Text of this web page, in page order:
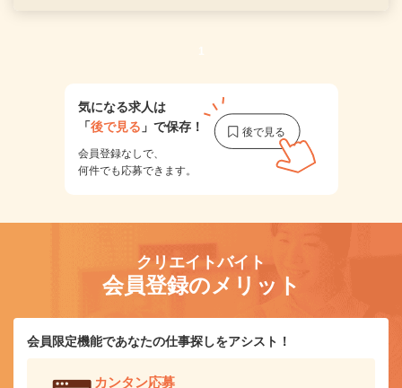
1
気になる求人は
「後で見る 」で保存！
会員登録なしで、
何件でも応募できます。
クリエイトバイト
会員登録のメリット
会員限定機能であなたの仕事探しをアシスト！
カンタン応募